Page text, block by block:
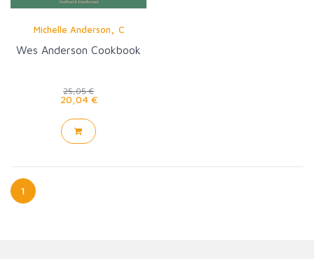
Michelle Anderson C
Wes Anderson Cookbook
25,05 €
20,04 €
1